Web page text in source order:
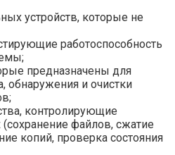
устройств, которые не
работоспособность
предназначены для
обнаружения и очистки
контролирующие
файлов, сжатие
копий, проверка состояния